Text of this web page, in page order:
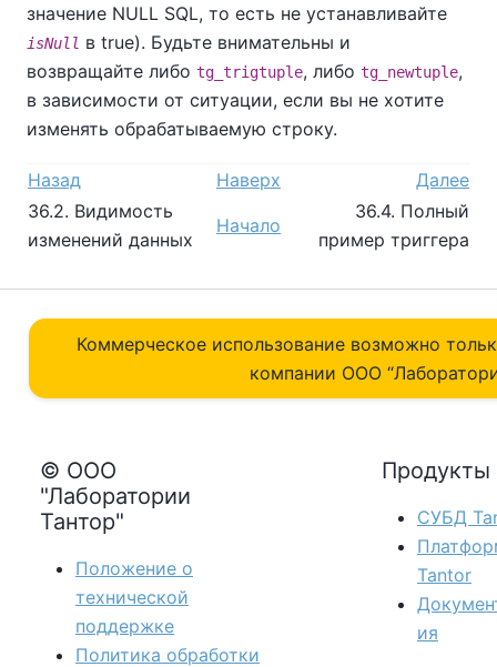
значение NULL SQL, то есть не устанавливайте
isNull в true). Будьте внимательны и
возвращайте либо tg_trigtuple, либо tg_newtuple,
в зависимости от ситуации, если вы не хотите
изменять обрабатываемую строку.
Назад Наверх
Далее
36.2. Видимость
изменений данных
Начало
36.4. Полный
пример триггера
Коммерческое использование возможно
компании ОOO
© ООО
"Лаборатории
Тантор"
Положение о
технической
поддержке
Политика обработки
Продукты
СУБД
Tantor
ия